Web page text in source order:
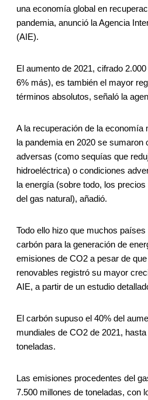
una economía global en
pandemia, anunció la Agencia
(AIE).
El aumento de 2021, cifrado
6% más), es también el mayor
términos absolutos, señaló la
A la recuperación de la economía
la pandemia en 2020 se sumaron
adversas (como sequías que
hidroeléctrica) o condiciones
la energía (sobre todo, los
del gas natural), añadió.
Todo ello hizo que muchos
carbón para la generación de
emisiones de CO2 a pesar de
renovables registró su mayor
AIE, a partir de un estudio
El carbón supuso el 40% del
mundiales de CO2 de 2021,
toneladas.
Las emisiones procedentes del
7.500 millones de toneladas, con